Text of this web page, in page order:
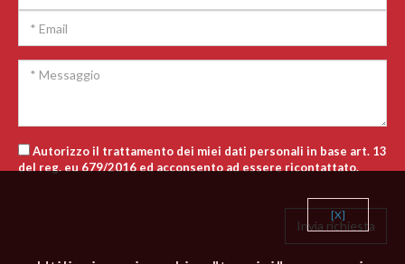
Autorizzo il trattamento dei miei dati personali in base art. 13
del reg. eu 679/2016 ed acconsento ad essere ricontattato.
[X]